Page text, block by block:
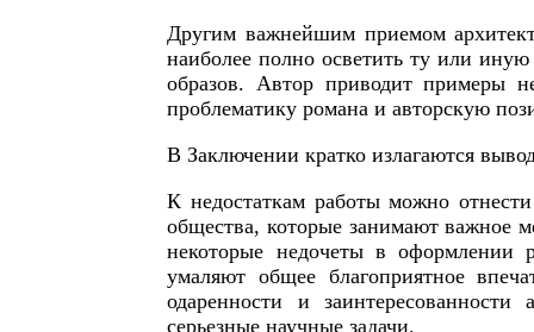
Другим важнейшим приемом
наиболее полно осветить ту или
образов. Автор приводит примеры
проблематику романа и авторскую
В Заключении кратко излагаются
К недостаткам работы можно
общества, которые занимают важное
некоторые недочеты в оформлении
умаляют общее благоприятное
одаренности и
серьезные научные задачи.